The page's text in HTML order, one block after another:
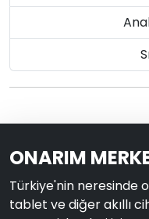
ONARIM
Türkiye'nin neresinde
tablet ve diğer akıllı